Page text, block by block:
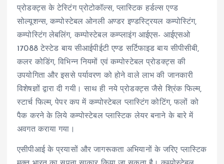
प्रोडक्ट्स के टेस्टिंग प्रोटोकॉल्स, प्लास्टिक हर्डल्स एण्ड
सोल्यूशन्स, कम्पोस्टेबल ओनली अण्डर इण्डस्ट्रियल कम्पोस्टिंग,
कम्पोस्टिंग लेबलिंग, कम्पोस्टेबल कम्प्लाइंग आईएस- आईएसओ
17088 टेस्टेड बाय सीआईपीईटी एण्ड सर्टिफाइड बाय सीपीसीबी,
कलर कोडिंग, विभिन्न नियमों एवं कम्पोस्टेबल प्रोडक्ट्स की
उपयोगिता और इससे पर्यावरण को होने वाले लाभ की जानकारी
विशेषज्ञों द्वारा दी गयी। साथ ही नये प्रोडक्ट्स जैसे श्रिंक फिल्म,
स्टार्च फिल्म, पेपर कप में कम्पोस्टेबल प्लास्टिंग कोटिंग, फलों को
पैक करने के लिये कम्पोस्टेबल प्लास्टिक लेयर बनाने के बारे में
अवगत कराया गया।
एसीपीआई के प्रयासों और जागरूकता अभियानों के जरिए प्लास्टिक